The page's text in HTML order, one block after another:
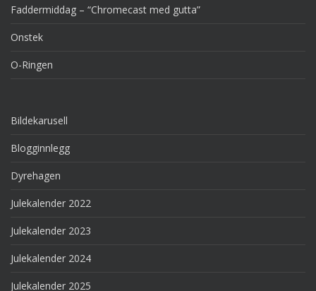
Faddermiddag – “Chromecast med gutta”
Onstek
O-Ringen
Bildekarusell
Blogginnlegg
Dyrehagen
Julekalender 2022
Julekalender 2023
Julekalender 2024
Julekalender 2025